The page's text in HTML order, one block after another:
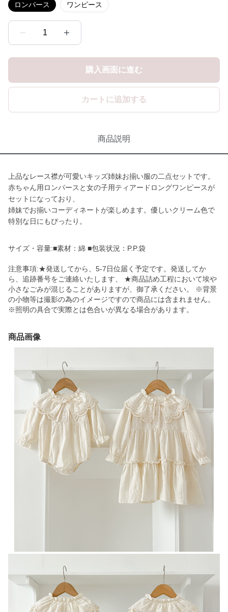
ロンパース ワンピース
1
購入画面に進む
カートに追加する
商品説明
上品なレース襟が可愛いキッズ姉妹お揃い服の二点セットです。
赤ちゃん用ロンパースと女の子用ティアードロングワンピースが
セットになっており、
姉妹でお揃いコーディネートが楽しめます。優しいクリーム色で
特別な日にもぴったり。
サイズ・容量:■素材：綿 ■包装状況：P.P.袋
注意事項:★発送してから、5-7日位届く予定です。発送してか
ら、追跡番号をご連絡いたします、 ★商品詰め工程において埃や
小さなごみが混じることがありますが、御了承ください。 ※背景
の小物等は撮影の為のイメージですので商品には含まれません。
※照明の具合で実際とは色合いが異なる場合があります。
商品画像